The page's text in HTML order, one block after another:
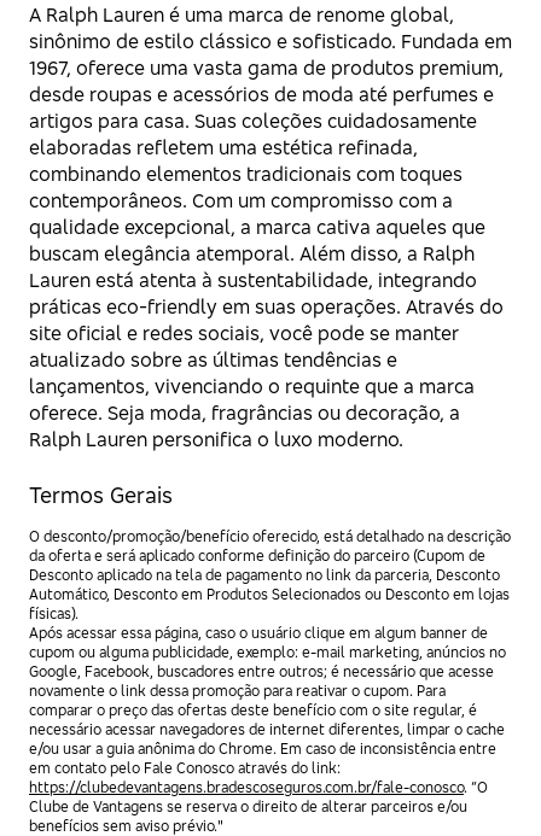
A Ralph Lauren é uma marca de renome global,
sinônimo de estilo clássico e sofisticado. Fundada em
1967, oferece uma vasta gama de produtos premium,
desde roupas e acessórios de moda até perfumes e
artigos para casa. Suas coleções cuidadosamente
elaboradas refletem uma estética refinada,
combinando elementos tradicionais com toques
contemporâneos. Com um compromisso com a
qualidade excepcional, a marca cativa aqueles que
buscam elegância atemporal. Além disso, a Ralph
Lauren está atenta à sustentabilidade, integrando
práticas eco-friendly em suas operações. Através do
site oficial e redes sociais, você pode se manter
atualizado sobre as últimas tendências e
lançamentos, vivenciando o requinte que a marca
oferece. Seja moda, fragrâncias ou decoração, a
Ralph Lauren personifica o luxo moderno.
Termos Gerais
O desconto/promoção/benefício oferecido, está detalhado na descrição
da oferta e será aplicado conforme definição do parceiro (Cupom de
Desconto aplicado na tela de pagamento no link da parceria, Desconto
Automático, Desconto em Produtos Selecionados ou Desconto em lojas
físicas).
Após acessar essa página, caso o usuário clique em algum banner de
cupom ou alguma publicidade, exemplo: e-mail marketing, anúncios no
Google, Facebook, buscadores entre outros; é necessário que acesse
novamente o link dessa promoção para reativar o cupom. Para
comparar o preço das ofertas deste benefício com o site regular, é
necessário acessar navegadores de internet diferentes, limpar o cache
e/ou usar a guia anônima do Chrome. Em caso de inconsistência entre
em contato pelo Fale Conosco através do link:
https://clubedevantagens.bradescoseguros.com.br/fale-conosco. “O
Clube de Vantagens se reserva o direito de alterar parceiros e/ou
benefícios sem aviso prévio."